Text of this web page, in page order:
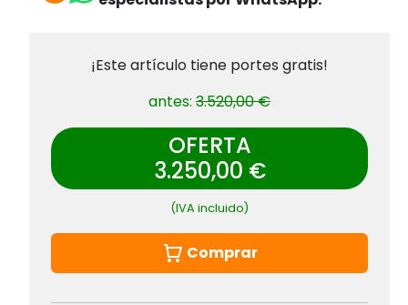
¡Este artículo tiene portes gratis!
antes: 3.520,00 €
OFERTA
3.250,00 €
(IVA incluido)
Comprar